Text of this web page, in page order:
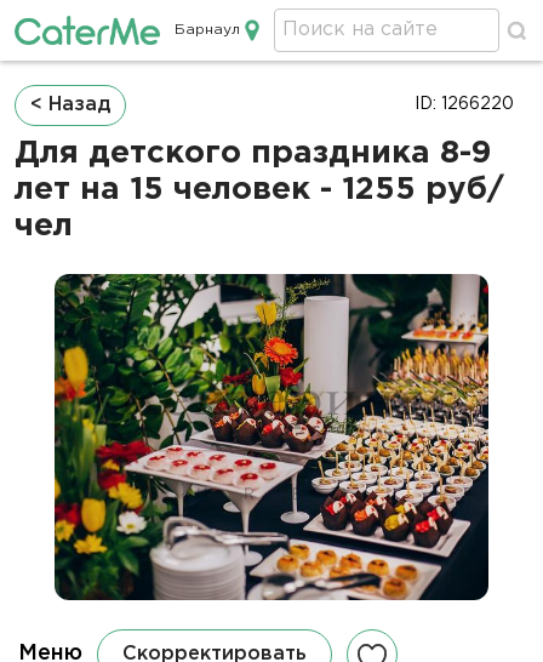
Кейтеринг в Барнауле
Барнаул
Строка
навигации
< Назад
Для детского праздника 8-9
лет на 15 человек - 1255 руб/
чел
ID: 1266220
Меню Скорректировать